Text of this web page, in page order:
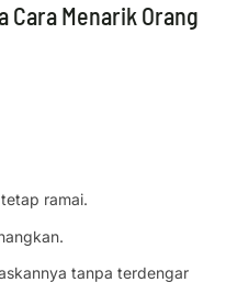
Cara Menarik Orang
ramai.
tanpa terdengar